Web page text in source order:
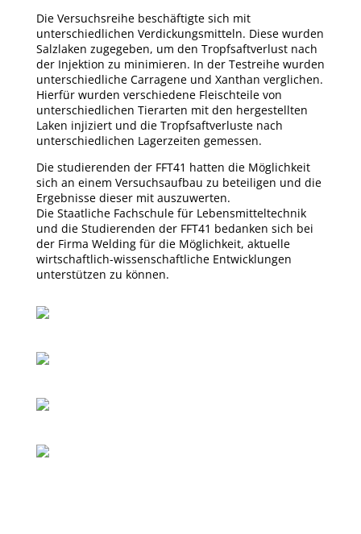
Die Versuchsreihe beschäftigte sich mit
unterschiedlichen Verdickungsmitteln. Diese wurden
Salzlaken zugegeben, um den Tropfsaftverlust nach
der Injektion zu minimieren. In der Testreihe wurden
unterschiedliche Carragene und Xanthan verglichen.
Hierfür wurden verschiedene Fleischteile von
unterschiedlichen Tierarten mit den hergestellten
Laken injiziert und die Tropfsaftverluste nach
unterschiedlichen Lagerzeiten gemessen.
Die studierenden der FFT41 hatten die Möglichkeit
sich an einem Versuchsaufbau zu beteiligen und die
Ergebnisse dieser mit auszuwerten.
Die Staatliche Fachschule für Lebensmitteltechnik
und die Studierenden der FFT41 bedanken sich bei
der Firma Welding für die Möglichkeit, aktuelle
wirtschaftlich-wissenschaftliche Entwicklungen
unterstützen zu können.